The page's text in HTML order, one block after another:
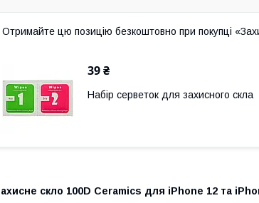
Отримайте цю позицію безкоштовно при покупці
39 ₴
Набір серветок для захисного скла
скло 100D Ceramics для iPhone 12 та